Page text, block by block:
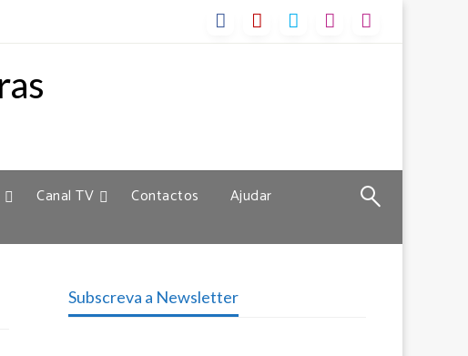
Canal TV Contactos Ajudar
Subscreva a Newsletter